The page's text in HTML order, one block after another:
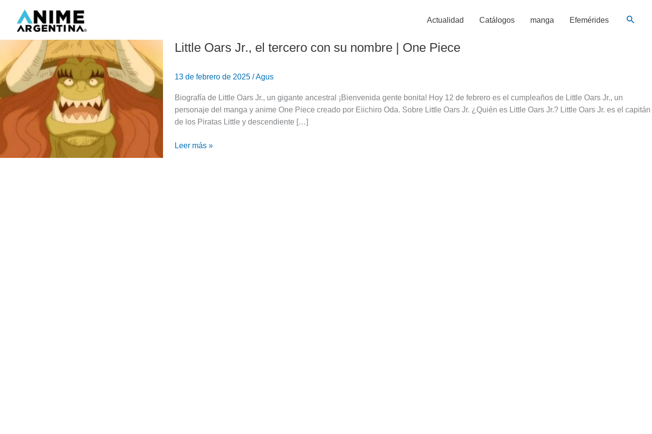
contenido
Actualidad Catálogos manga Efemérides
Little Oars Jr., el tercero con su nombre | One Piece
13 de febrero de 2025 /Agus
Biografía de Little Oars Jr., un gigante ancestral ¡Bienvenida gente bonita! Hoy 12 de febrero es el cumpleaños de Little Oars Jr., un
personaje del manga y anime One Piece creado por Eiichiro Oda. Sobre Little Oars Jr. ¿Quién es Little Oars Jr.? Little Oars Jr. es el capitán
de los Piratas Little y descendiente […]
Little
el
tercero
su
|Leer más »